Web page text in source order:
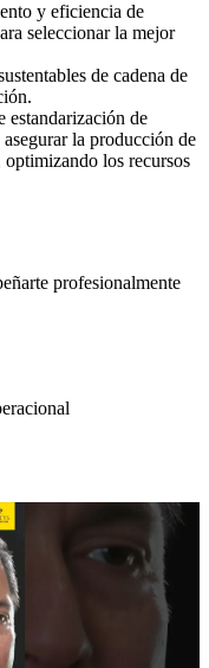
y eficiencia de
seleccionar la mejor
de cadena de
estandarización de
la producción de
los recursos
profesionalmente